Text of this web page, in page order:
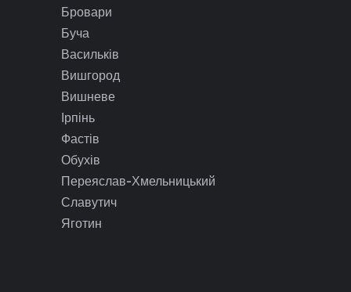
Бровари
Буча
Васильків
Вишгород
Вишневе
Ірпінь
Фастів
Обухів
Переяслав-Хмельницький
Славутич
Яготин